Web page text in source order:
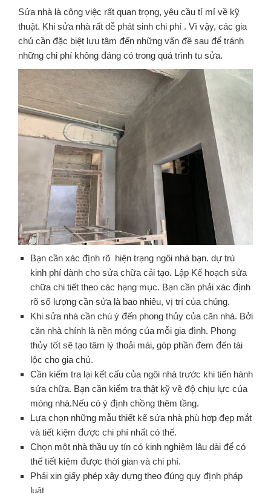
Sửa nhà là công việc rất quan trọng, yêu cầu tỉ mỉ về kỹ
thuật. Khi sửa nhà rất dễ phát sinh chi phí . Vì vậy, các gia
chủ cần đặc biệt lưu tâm đến những vấn đề sau để tránh
những chi phí không đáng có trong quá trình tu sửa.
Bạn cần xác định rõ hiện trạng ngôi nhà bạn. dự trù
kinh phí dành cho sửa chữa cải tạo. Lập Kế hoạch sửa
chữa chi tiết theo các hạng mục. Bạn cần phải xác định
rõ số lượng cần sửa là bao nhiêu, vị trí của chúng.
Khi sửa nhà cần chú ý đến phong thủy của căn nhà. Bởi
căn nhà chính là nền móng của mỗi gia đình. Phong
thủy tốt sẽ tạo tâm lý thoải mái, góp phần đem đến tài
lộc cho gia chủ.
Cần kiểm tra lại kết cấu của ngôi nhà trước khi tiến hành
sửa chữa. Bạn cần kiểm tra thật kỹ về độ chịu lực của
móng nhà.Nếu có ý định chồng thêm tầng.
Lựa chọn những mẫu thiết kế sửa nhà phù hợp đẹp mắt
và tiết kiệm được chi phí nhất có thể.
Chọn một nhà thầu uy tín có kinh nghiệm lâu dài để có
thể tiết kiệm được thời gian và chi phí.
Phải xin giấy phép xây dựng theo đúng quy định pháp
luật